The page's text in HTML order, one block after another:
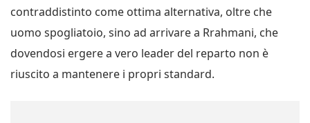
contraddistinto come ottima alternativa, oltre che
uomo spogliatoio, sino ad arrivare a Rrahmani, che
dovendosi ergere a vero leader del reparto non è
riuscito a mantenere i propri standard.